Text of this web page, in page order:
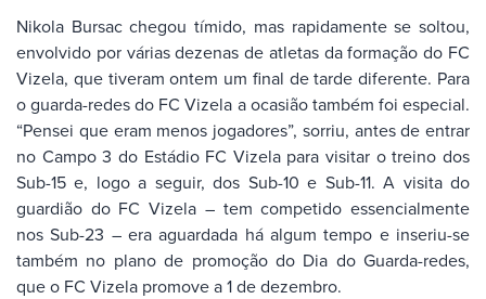
Nikola Bursac chegou tímido, mas rapidamente se soltou,
envolvido por várias dezenas de atletas da formação do FC
Vizela, que tiveram ontem um final de tarde diferente. Para
o guarda-redes do FC Vizela a ocasião também foi especial.
“Pensei que eram menos jogadores”, sorriu, antes de entrar
no Campo 3 do Estádio FC Vizela para visitar o treino dos
Sub-15 e, logo a seguir, dos Sub-10 e Sub-11. A visita do
guardião do FC Vizela – tem competido essencialmente
nos Sub-23 – era aguardada há algum tempo e inseriu-se
também no plano de promoção do Dia do Guarda-redes,
que o FC Vizela promove a 1 de dezembro.